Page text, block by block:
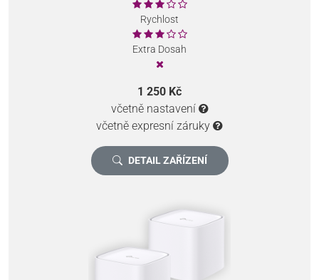
Rychlost
Extra Dosah
1 250 Kč
včetně nastavení
včetně expresní záruky
DETAIL ZAŘÍZENÍ